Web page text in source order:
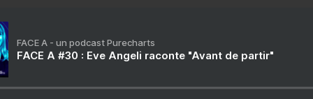
FACE A - un podcast Purecharts
FACE A #30 : Eve Angeli raconte "Avant de partir"